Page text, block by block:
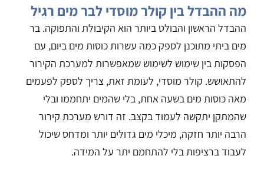
מה ההבדל בין קולר מוסדי לבר מים רגיל
ההבדל הראשון והבולט ביותר הוא הקיבולת והתפוקה. בר
מים ביתי מתוכנן לספק כמה עשרות כוסות מים ביום, עם
הפסקות בין שימוש לשימוש שמאפשרות למערכת הקירור
להתאושש. קולר מוסדי, לעומת זאת, צריך לספק לפעמים
מאה כוסות מים בשעה אחת, בלי שהמים יתחממו ובלי
שהמתקן יתקשה לעמוד בקצב. זה דורש מערכת קירור
הרבה יותר חזקה, מיכלי מים גדולים יותר ומדחס שיכול
לעבוד ברציפות בלי להתחמם יתר על המידה.